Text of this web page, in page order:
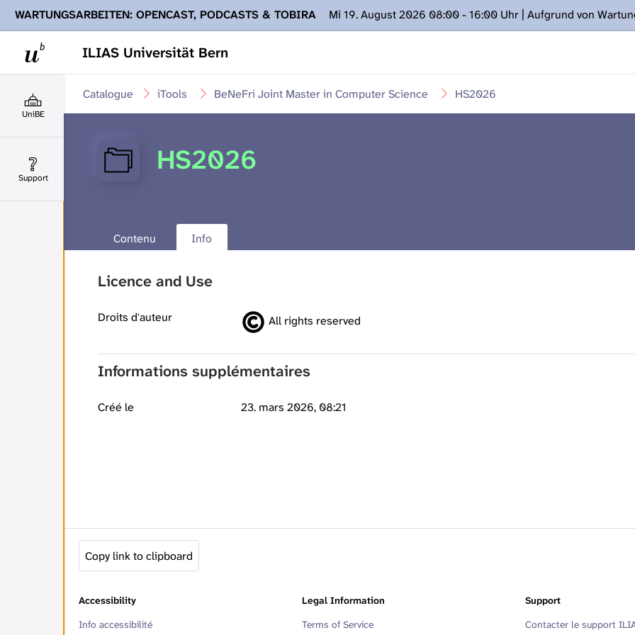
ILIAS Universität Bern
WARTUNGSARBEITEN: OPENCAST, PODCASTS & TOBIRA
Mi 19. August 2026 08:00 - 16:00 Uhr | Aufgrund von
Ihnen Podcasts, Opencast-Videos und Tobira nicht zur Verfügung stehen. Kontakt: www.podcast.unibe.ch
UniBE
Support
HS2026
BeNeFri Joint Master in Computer Science
iTools
Catalogue
HS2026
Contenu Info
Licence and Use
Droits d'auteur All rights reserved
Informations supplémentaires
Créé le 23. mars 2026, 08:21
Copy link to clipboard
Accessibility
Info accessibilité
Legal Information
Terms of Service
Support
Contacter le support